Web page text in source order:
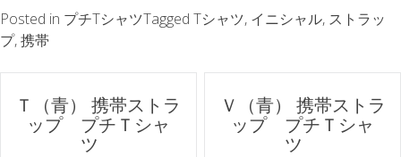
Posted in プチTシャツTagged Tシャツ, イニシャル, ストラッ
プ,携帯
ポＴ（青） 携帯ストラ
ップ プチＴシャ
ツ
Ｖ（青） 携帯ストラ
ップ プチＴシャ
ツ